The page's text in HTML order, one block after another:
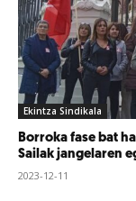
Ekintza Sindikala
Borroka fase bat
Sailak jangelaren
2023-12-11